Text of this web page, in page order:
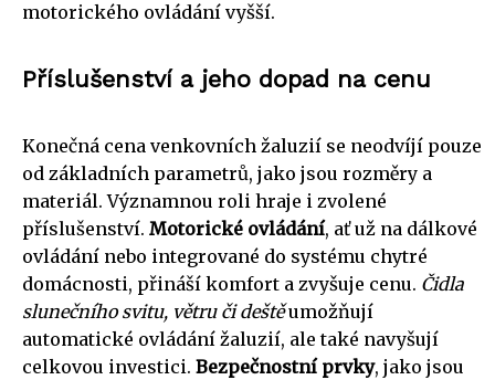
motorického ovládání vyšší.
Příslušenství a jeho dopad na cenu
Konečná cena venkovních žaluzií se neodvíjí pouze
od základních parametrů, jako jsou rozměry a
materiál. Významnou roli hraje i zvolené
příslušenství. Motorické ovládání, ať už na dálkové
ovládání nebo integrované do systému chytré
domácnosti, přináší komfort a zvyšuje cenu. Čidla
slunečního svitu, větru či deštěumožňují
automatické ovládání žaluzií, ale také navyšují
celkovou investici. Bezpečnostní prvky, jako jsou